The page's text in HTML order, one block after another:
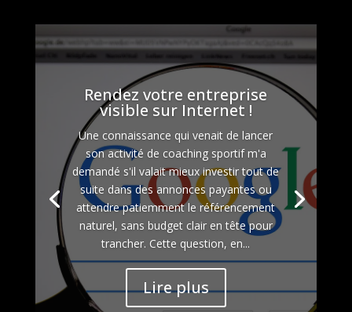
Rendez votre entreprise
visible sur Internet !
Une connaissance qui venait de lancer
son activité de coaching sportif m'a
demandé s'il valait mieux investir tout de
suite dans des annonces payantes ou
attendre patiemment le référencement
naturel, sans budget clair en tête pour
trancher. Cette question, en...
Lire plus